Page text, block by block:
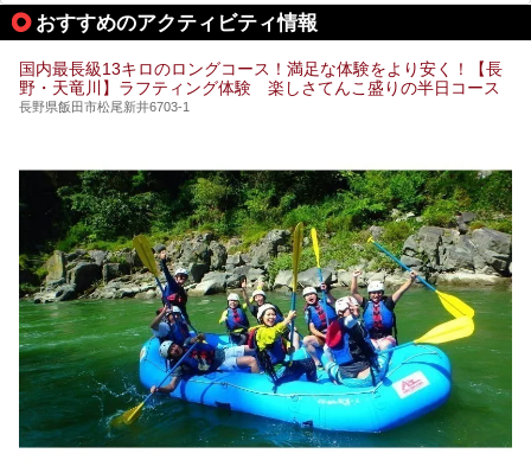
極上のお湯に浸り上質なお料理に舌鼓、特別な日に泊まりた
い湯田中温泉「松籟荘」を、実際に宿泊した目線で紹介しま
おすすめのアクティビティ情報
国内最長級13キロのロングコース！満足な体験をより安く！【長
野・天竜川】ラフティング体験 楽しさてんこ盛りの半日コース
長野県飯田市松尾新井6703-1